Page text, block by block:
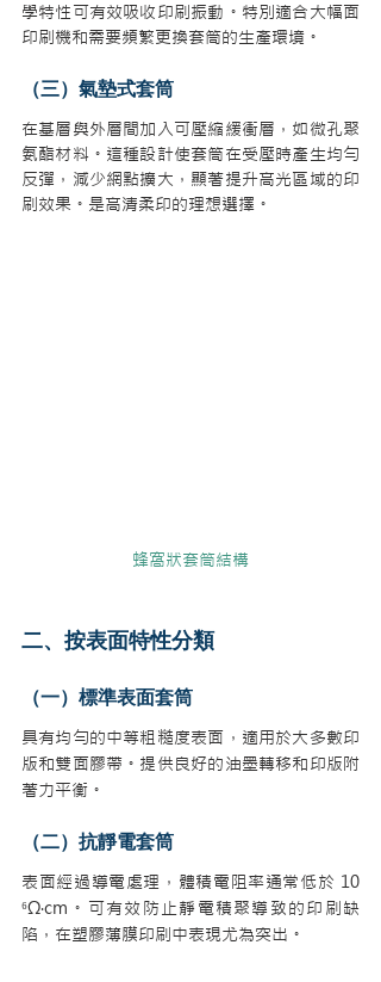
學特性可有效吸收印刷振動。特別適合大幅面
印刷機和需要頻繁更換套筒的生產環境。
（三）氣墊式套筒
在基層與外層間加入可壓縮緩衝層，如微孔聚
氨酯材料。這種設計使套筒在受壓時產生均勻
反彈，減少網點擴大，顯著提升高光區域的印
刷效果。是高清柔印的理想選擇。
蜂窩狀套筒結構
二、按表面特性分類
（一）標準表面套筒
具有均勻的中等粗糙度表面，適用於大多數印
版和雙面膠帶。提供良好的油墨轉移和印版附
著力平衡。
（二）抗靜電套筒
表面經過導電處理，體積電阻率通常低於 10
⁶Ω·cm。可有效防止靜電積聚導致的印刷缺
陷，在塑膠薄膜印刷中表現尤為突出。